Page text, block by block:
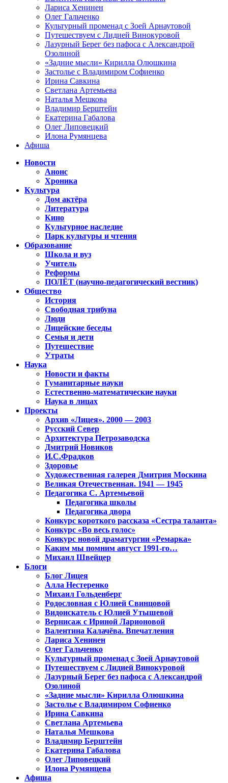
Лариса Хенинен
Олег Гальченко
Культурный променад с Зоей Арнаутовой
Путешествуем с Лидией Винокуровой
Лазурный Берег без пафоса с Александрой
Озолиной
«Задние мысли» Кирилла Олюшкина
Застолье с Владимиром Софиенко
Ирина Савкина
Светлана Артемьева
Наталья Мешкова
Владимир Берштейн
Екатерина Габалова
Олег Липовецкий
Илона Румянцева
Афиша
Новости
Анонс
Хроника
Культура
Дом актёра
Литература
Кино
Культурное наследие
Парк культуры и чтения
Образование
Школа и вуз
Учитель
Реформы
ПОЛЁТ (научно-педагогический вестник)
Общество
История
Свободная трибуна
Люди
Лицейские беседы
Семья и дети
Путешествие
Утраты
Наука
Новости и факты
Гуманитарные науки
Естественно-математические науки
Наука в лицах
Проекты
Архив «Лицея». 2000 — 2003
Русский Север
Архитектура Петрозаводска
Дмитрий Новиков
И.С.Фрадков
Здоровье
Художественная галерея Дмитрия Москина
Великая Отечественная. 1941 — 1945
Педагогика С. Артемьевой
Педагогика школы
Педагогика двора
Конкурс короткого рассказа «Сестра таланта»
Конкурс «Во весь голос»
Конкурс новой драматургии «Ремарка»
Каким мы помним август 1991-го…
Михаил Швейцер
Блоги
Блог Лицея
Алла Нестеренко
Михаил Гольденберг
Родословная с Юлией Свинцовой
Видоискатель с Юлией Утышевой
Вернисаж с Ириной Ларионовой
Валентина Калачёва. Впечатления
Лариса Хенинен
Олег Гальченко
Культурный променад с Зоей Арнаутовой
Путешествуем с Лидией Винокуровой
Лазурный Берег без пафоса с Александрой
Озолиной
«Задние мысли» Кирилла Олюшкина
Застолье с Владимиром Софиенко
Ирина Савкина
Светлана Артемьева
Наталья Мешкова
Владимир Берштейн
Екатерина Габалова
Олег Липовецкий
Илона Румянцева
Афиша